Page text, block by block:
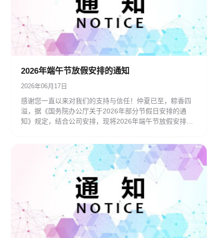
2026年端午节放假安排的通知‌
2026年06月17日
感谢您一直以来对我们的支持与信任！仲夏已至，粽香四
溢，据《国务院办公厅关于2026年部分节假日安排的通
知》规定，结合公司安排，现将2026年端午节放假安排及